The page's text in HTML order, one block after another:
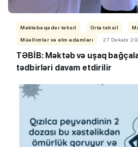
Məktəbəqədər təhsil Orta təhsil
Müəllimlər və elm adamları
27 Dekabr
TƏBİB: Məktəb və uşaq
tədbirləri davam etdirilir